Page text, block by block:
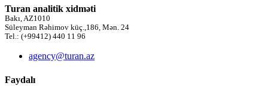
Turan analitik xidməti
Bakı, AZ1010
Süleyman Rəhimov küç.,186, Mən. 24
Tel.: (+99412) 440 11 96
agency@turan.az
Faydalı